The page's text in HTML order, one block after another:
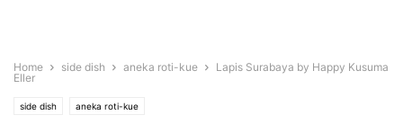
Home side dish aneka roti-kue
Lapis Surabaya by Happy Kusuma
Eller
side dish aneka roti-kue